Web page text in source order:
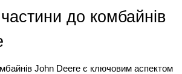
до комбайнів
John Deere є ключовим аспектом